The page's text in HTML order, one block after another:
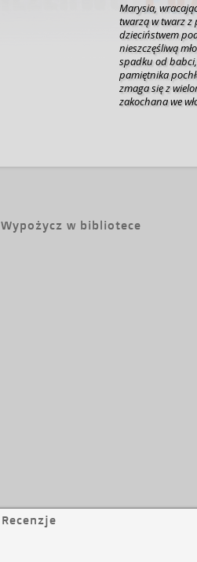
Marysia,
twarzą w twarz z
dzieciństwem
nieszczęśliwą
spadku od
pamiętnika
zmaga się z
zakochana we
chorego synka
Opowiada o
obliczu
Wypożycz w bibliotece
Recenzje